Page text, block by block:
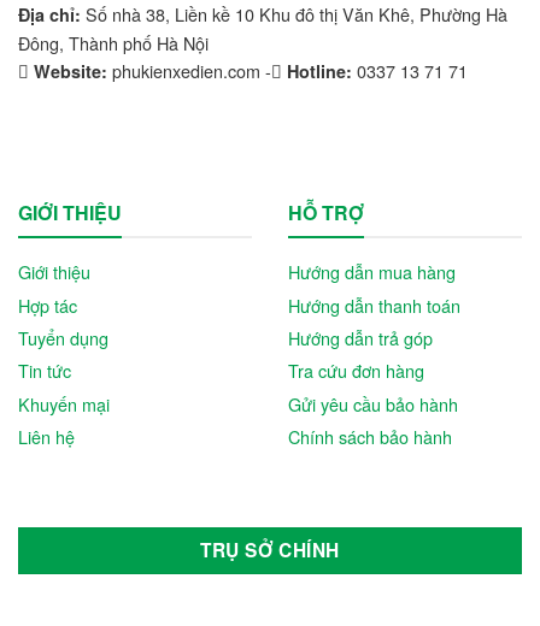
Địa chỉ: Số nhà 38, Liền kề 10 Khu đô thị Văn Khê, Phường Hà
Đông, Thành phố Hà Nội
Website: phukienxedien.com - Hotline: 0337 13 71 71
GIỚI THIỆU
Giới thiệu
Hợp tác
Tuyển dụng
Tin tức
Khuyến mại
Liên hệ
HỖ TRỢ
Hướng dẫn mua hàng
Hướng dẫn thanh toán
Hướng dẫn trả góp
Tra cứu đơn hàng
Gửi yêu cầu bảo hành
Chính sách bảo hành
TRỤ SỞ CHÍNH